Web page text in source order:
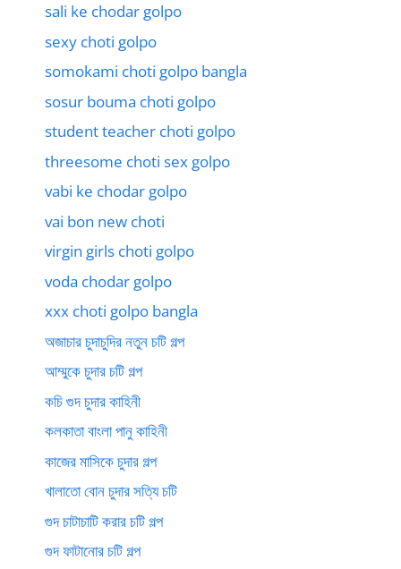
sali ke chodar golpo
sexy choti golpo
somokami choti golpo bangla
sosur bouma choti golpo
student teacher choti golpo
threesome choti sex golpo
vabi ke chodar golpo
vai bon new choti
virgin girls choti golpo
voda chodar golpo
xxx choti golpo bangla
অজাচার চুদাচুদির নতুন চটি গল্প
আম্মুকে চুদার চটি গল্প
কচি গুদ চুদার কাহিনী
কলকাতা বাংলা পানু কাহিনী
কাজের মাসিকে চুদার গল্প
খালাতো বোন চুদার সত্যি চটি
গুদ চাটাচাটি করার চটি গল্প
গুদ ফাটানোর চটি গল্প